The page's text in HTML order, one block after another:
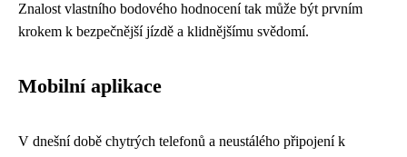
Znalost vlastního bodového hodnocení tak může být prvním
krokem k bezpečnější jízdě a klidnějšímu svědomí.
Mobilní aplikace
V dnešní době chytrých telefonů a neustálého připojení k